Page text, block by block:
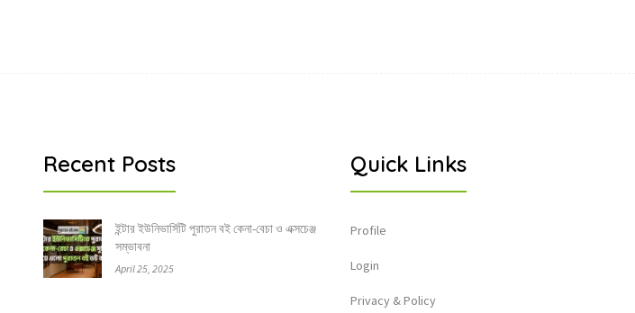
Recent Posts
ইন্টার ইউনিভার্সিটি পুরাতন বই কেনা-বেচা ও এক্সচেঞ্জ
সম্ভাবনা
April 25, 2025
Quick Links
Profile
Login
Privacy & Policy